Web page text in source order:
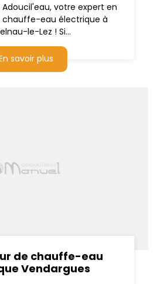
votre expert en
chauffe-eau électrique à
le-Lez ! Si...
savoir plus
de chauffe-eau
Vendargues